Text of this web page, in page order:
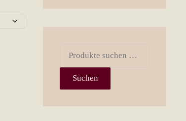
Suchen
nach:
Suchen